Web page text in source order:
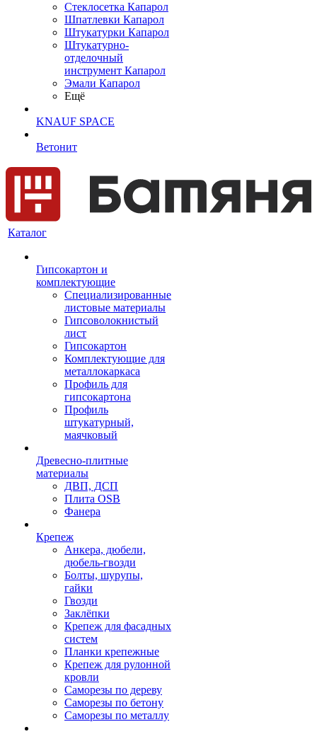
Cтеклосетка Капарол
Шпатлевки Капарол
Штукатурки Капарол
Штукатурно-
отделочный
инструмент Капарол
Эмали Капарол
Ещё
KNAUF SPACE
Ветонит
Каталог
Гипсокартон и
комплектующие
Специализированные
листовые материалы
Гипсоволокнистый
лист
Гипсокартон
Комплектующие для
металлокаркаса
Профиль для
гипсокартона
Профиль
штукатурный,
маячковый
Древесно-плитные
материалы
ДВП, ДСП
Плита OSB
Фанера
Крепеж
Анкера, дюбели,
дюбель-гвозди
Болты, шурупы,
гайки
Гвозди
Заклёпки
Крепеж для фасадных
систем
Планки крепежные
Крепеж для рулонной
кровли
Саморезы по дереву
Саморезы по бетону
Саморезы по металлу